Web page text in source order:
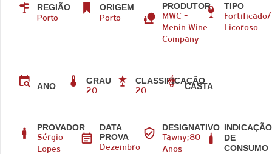
REGIÃO
Porto
ORIGEM
Porto
PRODUTOR
MWC –
Menin Wine
Company
TIPO
Fortificado/
Licoroso
ANO
GRAU
20
CLASSIFICAÇÃO
20
CASTA
PROVADOR
Sérgio
Lopes
DATA
PROVA
Dezembro
DESIGNATIVO
Tawny;80
Anos
INDICAÇÃO
DE
CONSUMO